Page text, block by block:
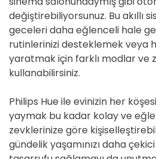
değiştirebiliyorsunuz. Bu akıllı
geceleri daha eğlenceli hale
rutinlerinizi desteklemek veya
yaratmak için farklı modlar ve
kullanabilirsiniz.
Philips Hue ile evinizin her
yaymak bu kadar kolay ve
zevklerinize göre
gündelik yaşamınızı daha